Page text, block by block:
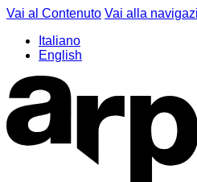
Vai al Contenuto Vai alla
Italiano
English